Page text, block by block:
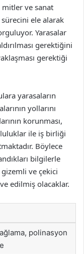
mitler ve sanat
sürecini ele alarak
Yarasalar
gerektiğini
gerektiği
yarasaların
yollarını
korunması,
ile iş birliği
Böylece
bilgilerle
ve çekici
edilmiş olacaklar.
polinasyon